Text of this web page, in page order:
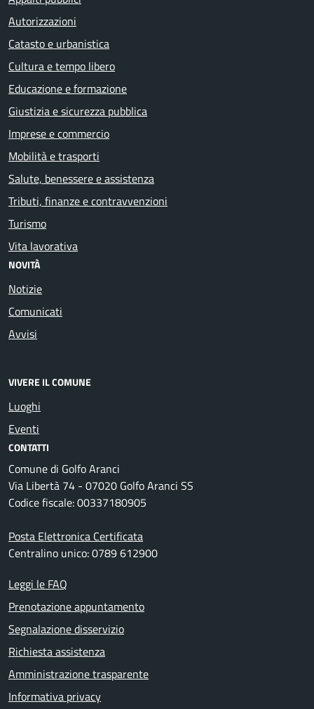
Autorizzazioni
Catasto e urbanistica
Cultura e tempo libero
Educazione e formazione
Giustizia e sicurezza pubblica
Imprese e commercio
Mobilità e trasporti
Salute, benessere e assistenza
Tributi, finanze e contravvenzioni
Turismo
Vita lavorativa
NOVITÀ
Notizie
Comunicati
Avvisi
VIVERE IL COMUNE
Luoghi
Eventi
CONTATTI
Comune di Golfo Aranci
Via Libertà 74 - 07020 Golfo Aranci SS
Codice fiscale: 00337180905
Posta Elettronica Certificata
Centralino unico: 0789 612900
Leggi le FAQ
Prenotazione appuntamento
Segnalazione disservizio
Richiesta assistenza
Amministrazione trasparente
Informativa privacy